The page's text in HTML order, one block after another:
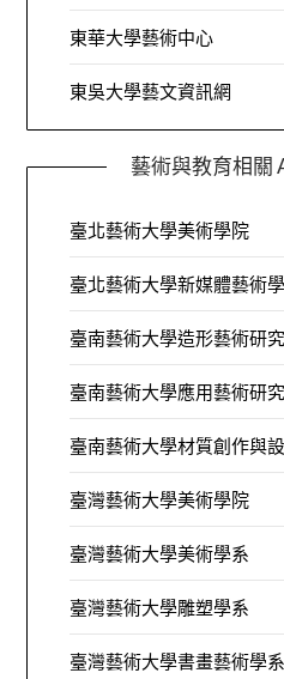
東華大學藝術中心
東吳大學藝文資訊網
藝術與教育相關
臺北藝術大學美術學院
臺北藝術大學新媒體藝術
臺南藝術大學造形藝術研
臺南藝術大學應用藝術研
臺南藝術大學材質創作與
臺灣藝術大學美術學院
臺灣藝術大學美術學系
臺灣藝術大學雕塑學系
臺灣藝術大學書畫藝術學系